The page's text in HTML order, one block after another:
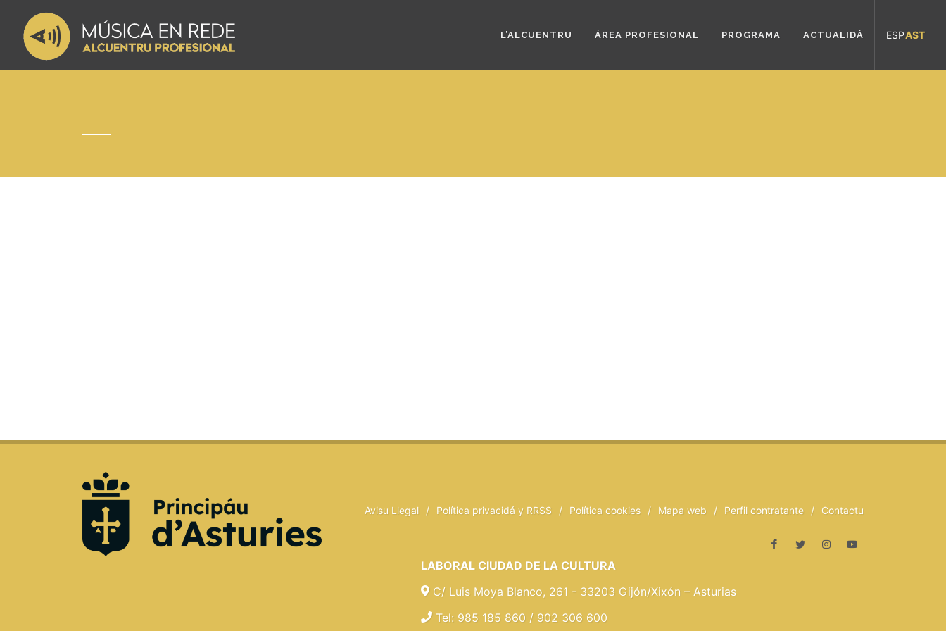
L’ALCUENTRU ÁREA PROFESIONAL PROGRAMA ACTUALIDÁ ESPAST
Avisu Llegal / Política privacidá y RRSS / Política cookies / Mapa web / Perfil contratante / Contactu
LABORAL CIUDAD DE LA CULTURA
C/ Luis Moya Blanco, 261 - 33203 Gijón/Xixón – Asturias
Tel: 985 185 860 / 902 306 600